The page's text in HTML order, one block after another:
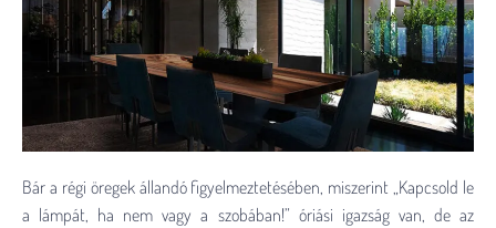
Bár a régi öregek állandó figyelmeztetésében, miszerint „Kapcsold le
a lámpát, ha nem vagy a szobában!” óriási igazság van, de az